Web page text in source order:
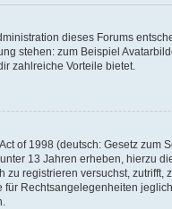
dieses Forums
stehen: zum Beispiel
zahlreiche Vorteile bietet.
of 1998 (deutsch: Gesetz
13 Jahren erheben, hierzu
registrieren versuchst,
Rechtsangelegenheiten